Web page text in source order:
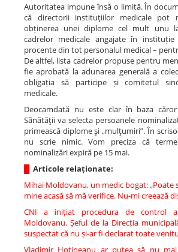
Autoritatea impune însă o limită. În
că directorii instituţiilor medicale pot
obținerea unei diplome cel mult unu
cadrelor medicale angajate în
procente din tot personalul medical –
De altfel, lista cadrelor propuse pentru
fie aprobată la adunarea generală a
obligația să participe și comitetul
medicale.
Deocamdată nu este clar în baza
Sănătăţii va selecta persoanele
primească diplome şi „mulţumiri”. În
nu scrie nimic. Vom preciza că
nominalizări expiră pe 15 mai.
Articole relaționate:
Mihai Moldovanu, un medic bogat: „Poate
mine acasă să mă verifice. Nu-mi creează
CNI a inițiat procedura de control
Moldovanu. Șeful de la Direcția
suspectat că nu și-ar fi declarat toate
Vladimir Hotineanu ar putea să nu